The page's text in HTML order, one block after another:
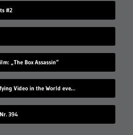
#2
„The Box Assassin“
The Most Unsatisfying Video in the World ever made – part 2
394